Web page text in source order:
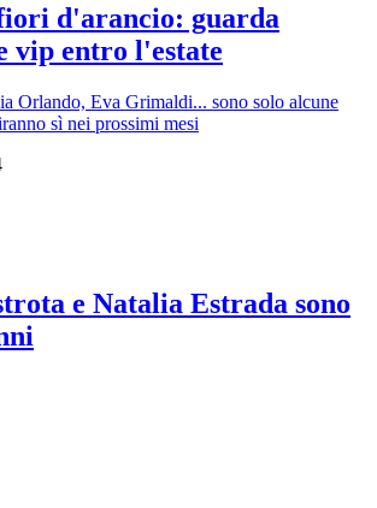
d'arancio: guarda
vip entro l'estate
Orlando, Eva Grimaldi... sono solo alcune
sì nei prossimi mesi
e Natalia Estrada sono